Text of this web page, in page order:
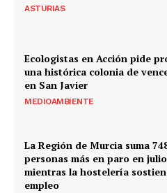
ASTURIAS
Ecologistas en Acción pide
una histórica colonia de
en San Javier
MEDIOAMBIENTE
La Región de Murcia suma
personas más en paro en julio
mientras la hostelería
empleo